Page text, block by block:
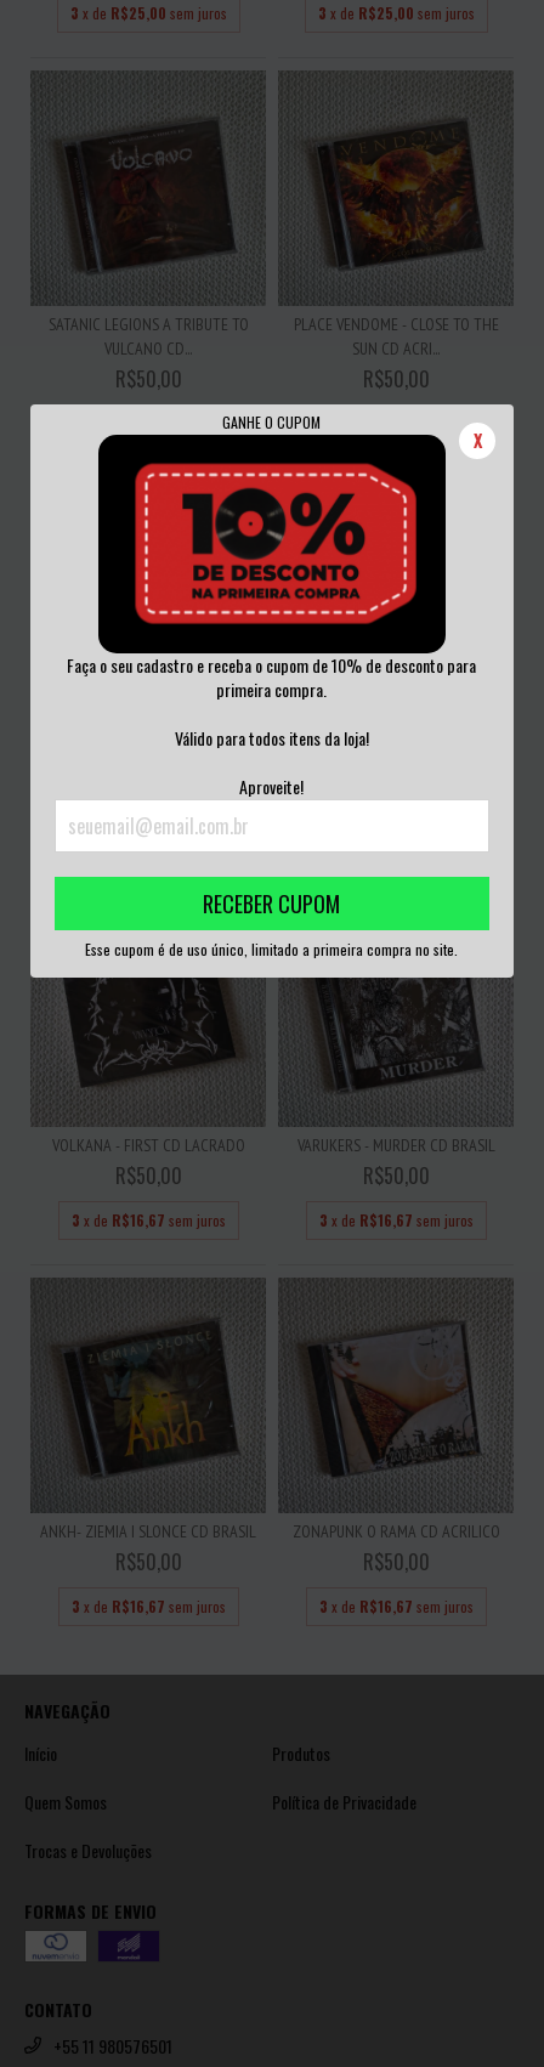
GANHE O CUPOM
X
Faça o seu cadastro e receba o cupom de 10% de desconto para
primeira compra.
Válido para todos itens da loja!
Aproveite!
RECEBER CUPOM
Esse cupom é de uso único, limitado a primeira compra no site.
3 x de R$25,00 sem juros 3 x de R$25,00 sem juros
SATANIC LEGIONS A TRIBUTE TO
VULCANO CD...
R$50,00
sem juros
PLACE VENDOME - CLOSE TO THE
SUN CD ACRI...
R$50,00
3 sem juros
VESTRA - INTERIOR|EXTERIOR CD
3x deR$16,67sem juros
VILA VELHA NOISE BEACH CD
VOLKANA - FIRST CD LACRADO
R$50,00
3 x de R$16,67 sem juros
VARUKERS - MURDER CD BRASIL
R$50,00
3 x de R$16,67 sem juros
ANKH- ZIEMIA I SLONCE CD BRASIL
R$50,00
3 x de R$16,67 sem juros
ZONAPUNK O RAMA CD ACRILICO
R$50,00
3 x de R$16,67 sem juros
NAVEGAÇÃO
Início
Produtos
Quem Somos
Política de Privacidade
Trocas e Devoluções
FORMAS DE ENVIO
CONTATO
+55 11 980576501